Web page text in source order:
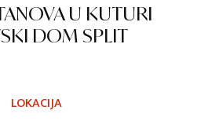
U KUTURI
DOM SPLIT
LOKACIJA